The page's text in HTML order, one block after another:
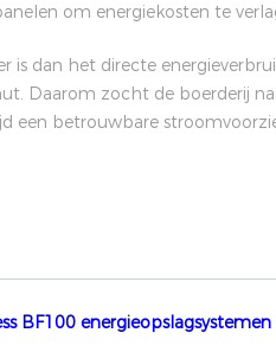
om energiekosten te
dan het directe
Daarom zocht de boerderij
een betrouwbare
BF100 energieopslagsystemen